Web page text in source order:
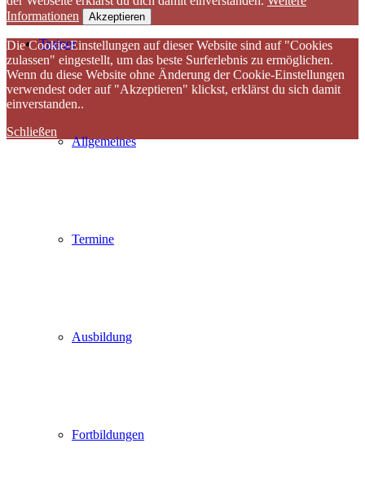
Trainer
Allgemeines
Termine
Ausbildung
Fortbildungen
Informationen
Akzeptieren
Die Cookie-Einstellungen auf dieser Website sind auf "Cookies
zulassen" eingestellt, um das beste Surferlebnis zu ermöglichen.
Wenn du diese Website ohne Änderung der Cookie-Einstellungen
verwendest oder auf "Akzeptieren" klickst, erklärst du sich damit
einverstanden..
Schließen